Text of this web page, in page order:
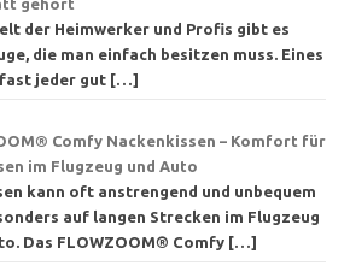
gehört
der Heimwerker und Profis gibt es
die man einfach besitzen muss. Eines
jeder gut […]
Comfy Nackenkissen – Komfort für
im Flugzeug und Auto
kann oft anstrengend und unbequem
auf langen Strecken im Flugzeug
Das FLOWZOOM® Comfy […]